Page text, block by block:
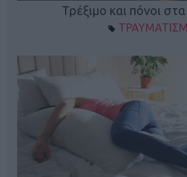
Τρέξιμο και πόνοι